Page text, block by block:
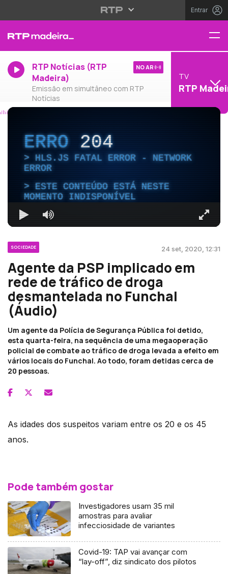
Entrar
RTP Notícias (RTP
Madeira)
Emissão em simultâneo com RTP
Notícias
NO AR
TV
RTP
ERRO204
HLS.JS FATAL ERROR - NETWORK
ERROR
ESTE CONTEÚDO ESTÁ NESTE
MOMENTO INDISPONÍVEL
SOCIEDADE 24 set, 2020, 12:31
Agente da PSP implicado em
rede de tráfico de droga
desmantelada no Funchal
(Áudio)
Um agente da Polícia de Segurança Pública foi detido,
esta quarta-feira, na sequência de uma megaoperação
policial de combate ao tráfico de droga levada a efeito em
vários locais do Funchal. Ao todo, foram detidas cerca de
20 pessoas.
As idades dos suspeitos variam entre os 20 e os 45
anos.
Pode também gostar
Investigadores usam 35 mil
amostras para avaliar
infecciosidade de variantes
Covid-19: TAP vai avançar com
“lay-off”, diz sindicato dos pilotos